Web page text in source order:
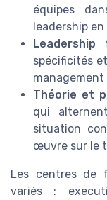
équipes
leadership
Leadership
spécificités
management
Théorie et
qui
situation
œuvre sur le
Les centres de
variés :